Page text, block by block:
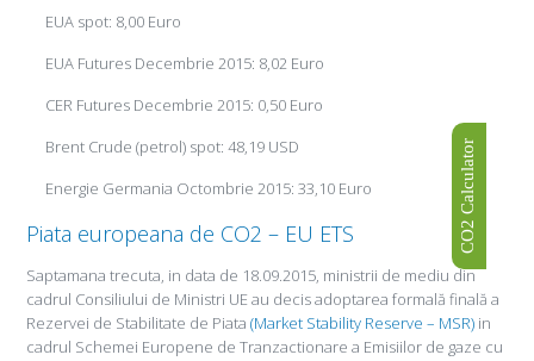
EUA spot: 8,00 Euro
EUA Futures Decembrie 2015: 8,02 Euro
CER Futures Decembrie 2015: 0,50 Euro
Brent Crude (petrol) spot: 48,19 USD
Energie Germania Octombrie 2015: 33,10 Euro
Piata europeana de CO2 – EU ETS
Saptamana trecuta, in data de 18.09.2015, ministrii de mediu din
cadrul Consiliului de Ministri UE au decis adoptarea formală finală a
Rezervei de Stabilitate de Piata(Market Stability Reserve – MSR) in
cadrul Schemei Europene de Tranzactionare a Emisiilor de gaze cu
CO2 Calculator